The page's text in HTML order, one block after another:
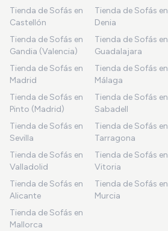
Tienda de Sofás en
Castellón
Tienda de Sofás en
Denia
Tienda de Sofás en
Gandia (Valencia)
Tienda de Sofás en
Guadalajara
Tienda de Sofás en
Madrid
Tienda de Sofás en
Málaga
Tienda de Sofás en
Pinto (Madrid)
Tienda de Sofás en
Sabadell
Tienda de Sofás en
Sevilla
Tienda de Sofás en
Tarragona
Tienda de Sofás en
Valladolid
Tienda de Sofás en
Vitoria
Tienda de Sofás en
Alicante
Tienda de Sofás en
Murcia
Tienda de Sofás en
Mallorca